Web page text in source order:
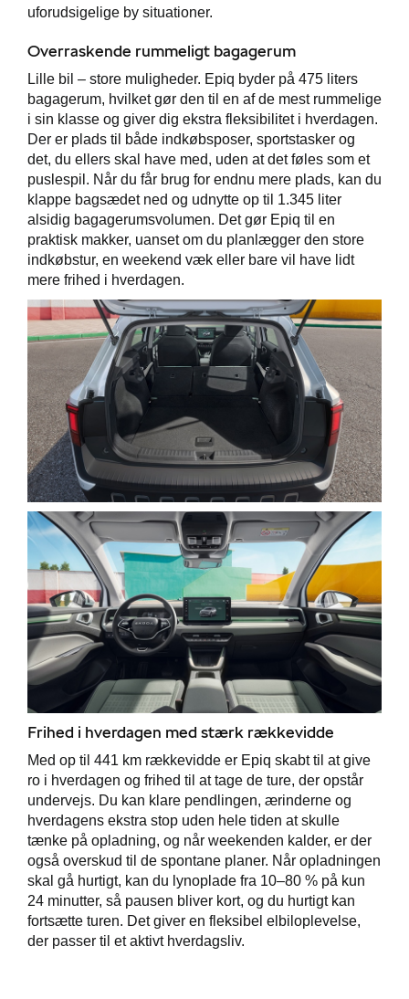
uforudsigelige by situationer.
Overraskende rummeligt bagagerum
Lille bil – store muligheder. Epiq byder på 475 liters
bagagerum, hvilket gør den til en af de mest rummelige
i sin klasse og giver dig ekstra fleksibilitet i hverdagen.
Der er plads til både indkøbsposer, sportstasker og
det, du ellers skal have med, uden at det føles som et
puslespil. Når du får brug for endnu mere plads, kan du
klappe bagsædet ned og udnytte op til 1.345 liter
alsidig bagagerumsvolumen. Det gør Epiq til en
praktisk makker, uanset om du planlægger den store
indkøbstur, en weekend væk eller bare vil have lidt
mere frihed i hverdagen.
Frihed i hverdagen med stærk rækkevidde
Med op til 441 km rækkevidde er Epiq skabt til at give
ro i hverdagen og frihed til at tage de ture, der opstår
undervejs. Du kan klare pendlingen, ærinderne og
hverdagens ekstra stop uden hele tiden at skulle
tænke på opladning, og når weekenden kalder, er der
også overskud til de spontane planer. Når opladningen
skal gå hurtigt, kan du lynoplade fra 10–80 % på kun
24 minutter, så pausen bliver kort, og du hurtigt kan
fortsætte turen. Det giver en fleksibel elbiloplevelse,
der passer til et aktivt hverdagsliv.